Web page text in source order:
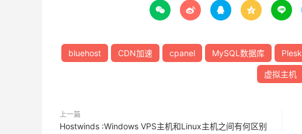
    
bluehost CDN加速 cpanel MySQL数据库 Plesk
虚拟主机
上一篇
Hostwinds :Windows VPS主机和Linux主机之间有何区别